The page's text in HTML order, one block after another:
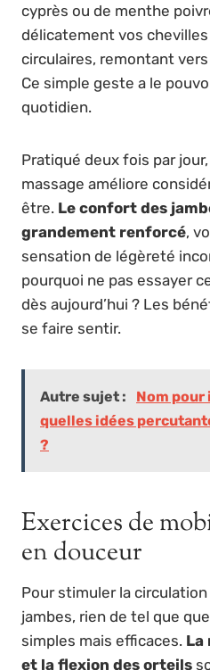
cyprès ou de menthe
délicatement vos
circulaires, remontant
Ce simple geste a le
quotidien.
Pratiqué deux fois par
massage améliore
être. Le confort des
grandement renforcé,
sensation de légèreté
pourquoi ne pas essayer
dès aujourd’hui ? Les
se faire sentir.
Autre sujet :
Nom
quelles idées
?
Exercices de
en douceur
Pour stimuler la
jambes, rien de tel que
simples mais efficaces. La
et la flexion des orteils